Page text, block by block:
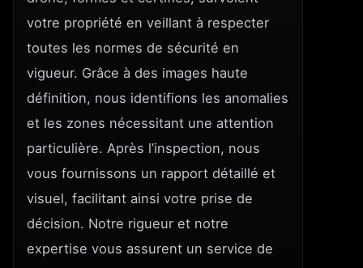
votre propriété en veillant à respecter
toutes les normes de sécurité en
vigueur. Grâce à des images haute
définition, nous identifions les anomalies
et les zones nécessitant une attention
particulière. Après l’inspection, nous
vous fournissons un rapport détaillé et
visuel, facilitant ainsi votre prise de
décision. Notre rigueur et notre
expertise vous assurent un service de